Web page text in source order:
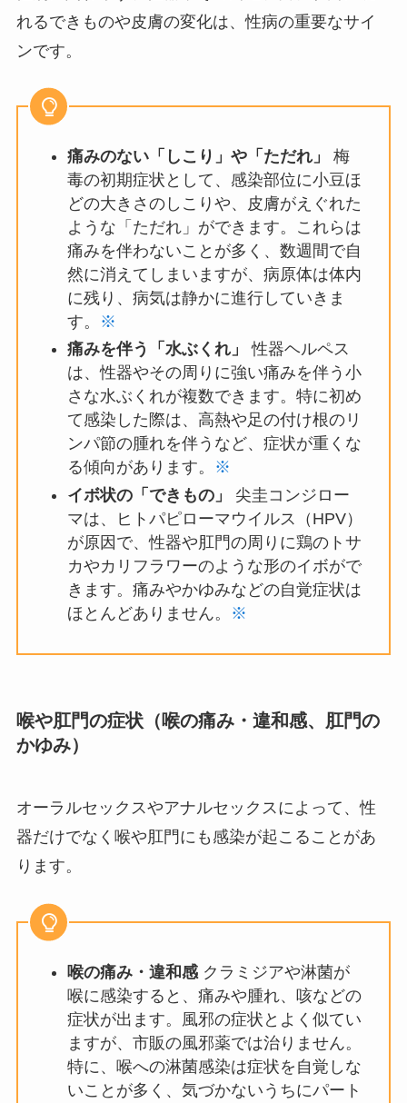
れるできものや皮膚の変化は、性病の重要なサイ
ンです。
痛みのない「しこり」や「ただれ」
梅
毒の初期症状として、感染部位に小豆ほ
どの大きさのしこりや、皮膚がえぐれた
ような「ただれ」ができます。これらは
痛みを伴わないことが多く、数週間で自
然に消えてしまいますが、病原体は体内
に残り、病気は静かに進行していきま
す。
※
痛みを伴う「水ぶくれ」
性器ヘルペス
は、性器やその周りに強い痛みを伴う小
さな水ぶくれが複数できます。特に初め
て感染した際は、高熱や足の付け根のリ
ンパ節の腫れを伴うなど、症状が重くな
る傾向があります。
※
イボ状の「できもの」
尖圭コンジロー
マは、ヒトパピローマウイルス（HPV）
が原因で、性器や肛門の周りに鶏のトサ
カやカリフラワーのような形のイボがで
きます。痛みやかゆみなどの自覚症状は
ほとんどありません。
※
喉や肛門の症状（喉の痛み・違和感、肛門の
かゆみ）
オーラルセックスやアナルセックスによって、性
器だけでなく喉や肛門にも感染が起こることがあ
ります。
喉の痛み・違和感クラミジアや淋菌が
喉に感染すると、痛みや腫れ、咳などの
症状が出ます。風邪の症状とよく似てい
ますが、市販の風邪薬では治りません。
特に、喉への淋菌感染は症状を自覚しな
いことが多く、気づかないうちにパート